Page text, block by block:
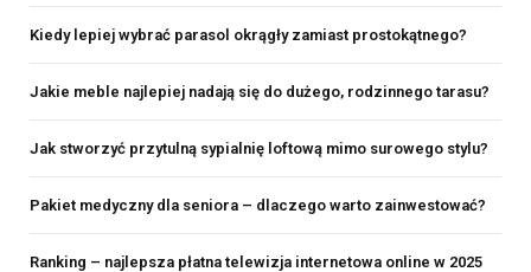
Kiedy lepiej wybrać parasol okrągły zamiast prostokątnego?
Jakie meble najlepiej nadają się do dużego, rodzinnego tarasu?
Jak stworzyć przytulną sypialnię loftową mimo surowego stylu?
Pakiet medyczny dla seniora – dlaczego warto zainwestować?
Ranking – najlepsza płatna telewizja internetowa online w 2025